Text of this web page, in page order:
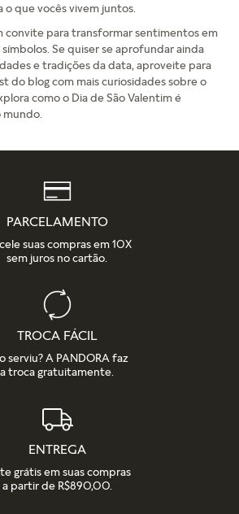
que vocês vivem juntos.
convite para transformar sentimentos em
Se quiser se aprofundar ainda
e tradições da data, aproveite para
do blog com mais curiosidades sobre o
como o Dia de São Valentim é
PARCELAMENTO
suas compras em 10X
sem juros no cartão.
TROCA FÁCIL
serviu? A PANDORA faz
a troca gratuitamente.
ENTREGA
grátis em suas compras
a partir de R$890,00.